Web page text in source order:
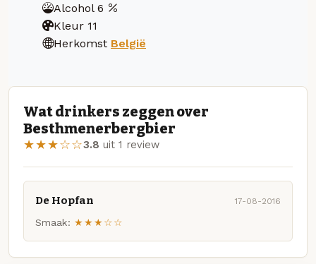
Alcohol 6
Kleur 11
Herkomst België
Wat drinkers zeggen over
Besthmenerbergbier
★★★☆☆3.8 uit 1 review
De Hopfan 17-08-2016
Smaak: ★★★☆☆